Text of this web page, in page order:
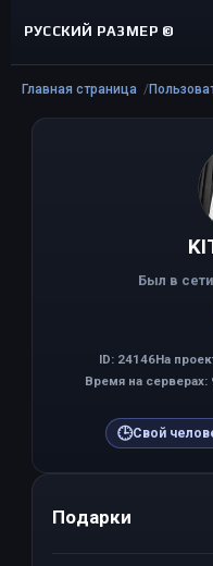
РУССКИЙ РАЗМЕР ©
Главная страница
Был в
ID: 24146На
Время на серверах:
🕒Свой
Подарки